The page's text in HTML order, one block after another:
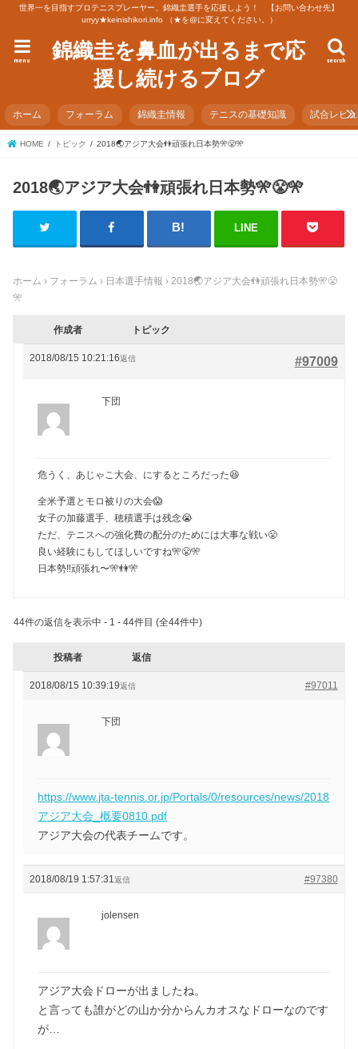
世界一を目指すプロテニスプレーヤー、錦織圭選手を応援しよう！ 【お問い合わせ先】
urryy★keinishikori.info （★を@に変えてください。）
錦織圭を鼻血が出るまで応
援し続けるブログ
search
menu
ホーム フォーラム 錦織圭情報 テニスの基礎知識 試合レビ
HOME トピック 2018🌏アジア大会👫頑張れ日本勢🎌😤🎌
2018🌏アジア大会👫頑張れ日本勢🎌😤🎌
LINE
ホーム › フォーラム › 日本選手情報 › 2018🌏アジア大会👫頑張れ日本勢🎌😤
🎌
作成者 トピック
2018/08/15 10:21:16 #97009
返信
下団
危うく、あじゃこ大会、にするところだった😆
全米予選とモロ被りの大会😱
女子の加藤選手、穂積選手は残念😭
ただ、テニスへの強化費の配分のためには大事な戦い😤
良い経験にもしてほしいですね🎌😤🎌
日本勢‼️頑張れ〜🎌👫🎌
44件の返信を表示中 - 1 - 44件目 (全44件中)
投稿者 返信
2018/08/15 10:39:19 #97011
返信
下団
https://www.jta-tennis.or.jp/Portals/0/resources/news/2018
アジア大会_概要0810.pdf
アジア大会の代表チームです。
2018/08/19 1:57:31 #97380
返信
jolensen
アジア大会ドローが出ましたね。
と言っても誰がどの山か分からんカオスなドローなのです
が…